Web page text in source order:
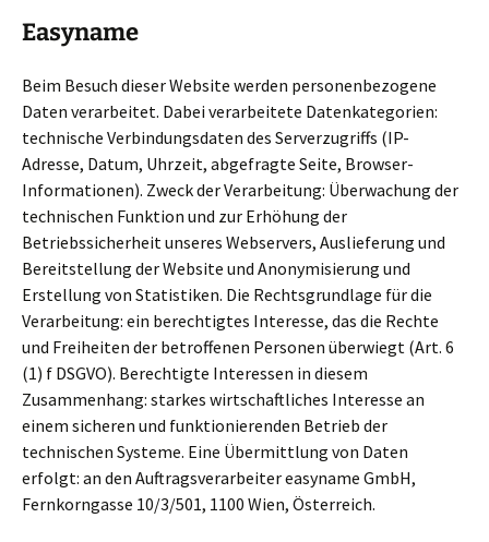
Easyname
Beim Besuch dieser Website werden personenbezogene
Daten verarbeitet. Dabei verarbeitete Datenkategorien:
technische Verbindungsdaten des Serverzugriffs (IP-
Adresse, Datum, Uhrzeit, abgefragte Seite, Browser-
Informationen). Zweck der Verarbeitung: Überwachung der
technischen Funktion und zur Erhöhung der
Betriebssicherheit unseres Webservers, Auslieferung und
Bereitstellung der Website und Anonymisierung und
Erstellung von Statistiken. Die Rechtsgrundlage für die
Verarbeitung: ein berechtigtes Interesse, das die Rechte
und Freiheiten der betroffenen Personen überwiegt (Art. 6
(1) f DSGVO). Berechtigte Interessen in diesem
Zusammenhang: starkes wirtschaftliches Interesse an
einem sicheren und funktionierenden Betrieb der
technischen Systeme. Eine Übermittlung von Daten
erfolgt: an den Auftragsverarbeiter easyname GmbH,
Fernkorngasse 10/3/501, 1100 Wien, Österreich.